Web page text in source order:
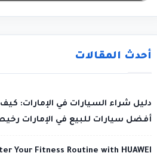
أحدث المقالات
دليل شراء السيارات في الإمارات:
أفضل سيارات للبيع في الإمارات
Your Fitness Routine with HUAWEI